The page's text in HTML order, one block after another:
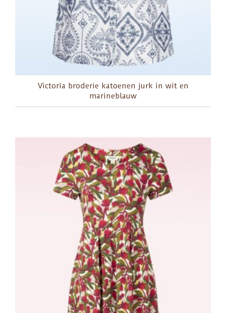
Victoria broderie katoenen jurk in wit en
marineblauw